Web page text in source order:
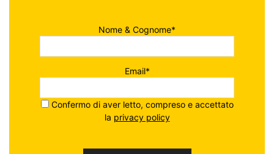
Nome & Cognome*
Email*
Confermo di aver letto, compreso e accettato
la privacy policy